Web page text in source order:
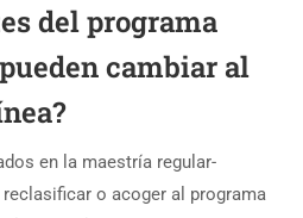
del programa
cambiar al
en la maestría regular-
o acoger al programa